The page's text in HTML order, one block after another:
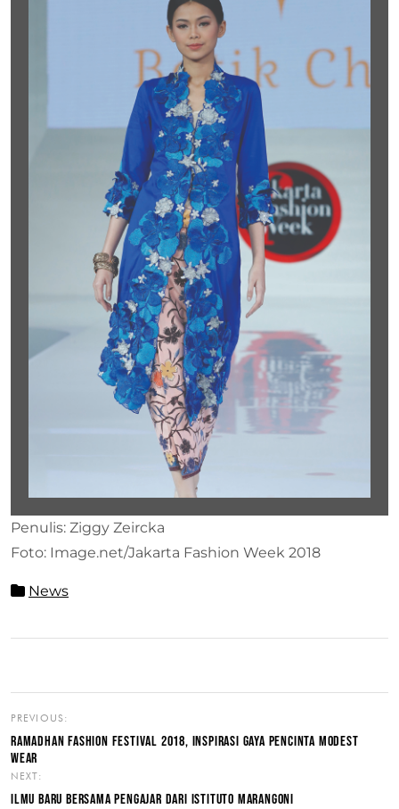
Penulis: Ziggy Zeircka
Foto: Image.net/Jakarta Fashion Week 2018
News
PREVIOUS:
RAMADHAN FASHION FESTIVAL 2018, INSPIRASI GAYA PENCINTA MODEST
WEAR
NEXT:
ILMU BARU BERSAMA PENGAJAR DARI ISTITUTO MARANGONI